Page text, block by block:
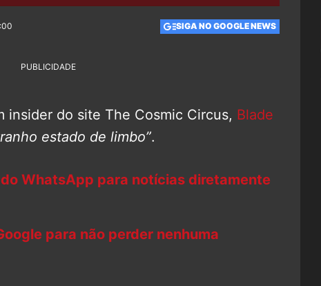
SIGA NO GOOGLE NEWS
PUBLICIDADE
insider do site The Cosmic Circus, Blade
estado de limbo”.
WhatsApp para notícias diretamente
para não perder nenhuma